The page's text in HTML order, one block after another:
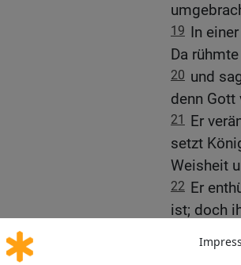
19 In
Da
20 und
denn
21
Er
setzt
Weisheit
22 Er
ist; doch
Gott
Weisheit